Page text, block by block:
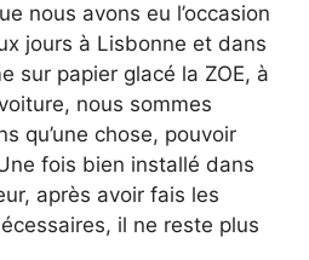
nous avons eu l’occasion
jours à Lisbonne et dans
sur papier glacé la ZOE, à
nous sommes
qu’une chose, pouvoir
fois bien installé dans
après avoir fais les
il ne reste plus